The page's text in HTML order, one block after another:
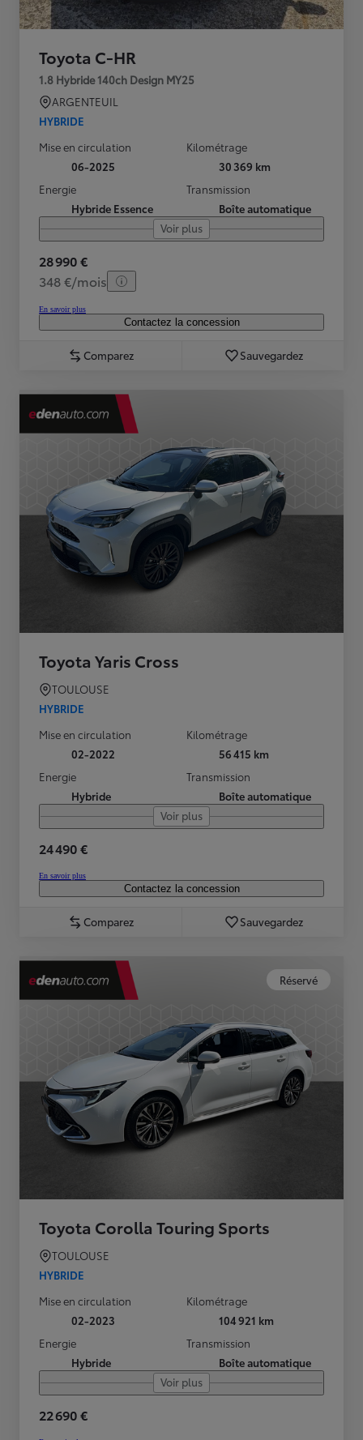
Toyota C-HR
1.8 Hybride 140ch Design MY25
ARGENTEUIL
HYBRIDE
Mise en circulation
06-2025
Kilométrage
30 369 km
Energie
Hybride Essence
Transmission
Boîte automatique
Voir plus
28 990 €
348 €/mois
En savoir plus
Contactez la concession
Comparez Sauvegardez
Toyota Yaris Cross
TOULOUSE
HYBRIDE
Mise en circulation
02-2022
Kilométrage
56 415 km
Energie
Hybride
Transmission
Boîte automatique
Voir plus
24 490 €
En savoir plus
Contactez la concession
Comparez Sauvegardez
Réservé
Toyota Corolla Touring Sports
TOULOUSE
HYBRIDE
Mise en circulation
02-2023
Kilométrage
104 921 km
Energie
Hybride
Transmission
Boîte automatique
Voir plus
22 690 €